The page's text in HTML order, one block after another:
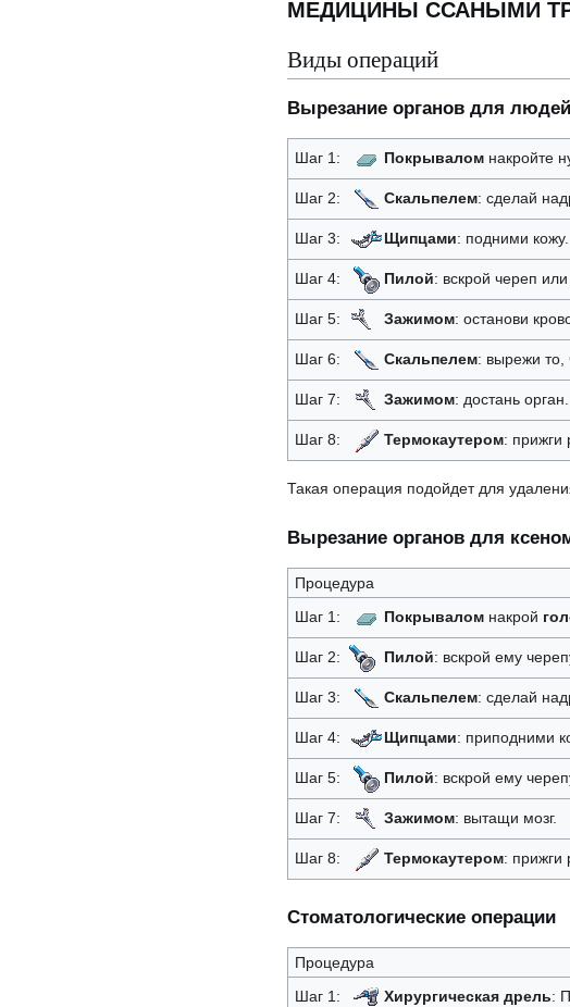
МЕДИЦИНЫ ССАНЫМИ
Виды операций
Вырезание органов для людей
Шаг 1: Покрываломнакройте
Шаг 2: Скальпелем: сделай
Шаг 3: Щипцами: подними кожу.
Шаг 4: Пилой: вскрой череп
Шаг 5: Зажимом: останови
Шаг 6: Скальпелем: вырежи то,
Шаг 7: Зажимом: достань орган.
Шаг 8: Термокаутером: прижги
Такая операция подойдет для
Вырезание органов для
Процедура
Шаг 1:
Покрываломнакрой
Шаг 2: Пилой: вскрой ему
Шаг 3: Скальпелем: сделай
Шаг 4: Щипцами: приподними
Шаг 5: Пилой: вскрой ему
Шаг 7: Зажимом: вытащи мозг.
Шаг 8: Термокаутером: прижги
Стоматологические операции
Процедура
Шаг 1:
Хирургическая дрель: